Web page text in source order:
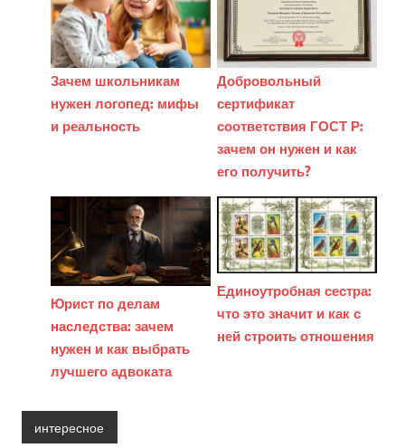
Зачем школьникам
нужен логопед: мифы
и реальность
Добровольный
сертификат
соответствия ГОСТ Р:
зачем он нужен и как
его получить?
Юрист по делам
наследства: зачем
нужен и как выбрать
лучшего адвоката
Единоутробная сестра:
что это значит и как с
ней строить отношения
интересное